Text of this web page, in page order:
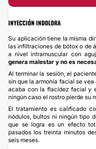
INYECCIÓN INDOLORA
Su aplicación tiene la misma
las infiltraciones de bótox o de
a nivel intramuscular con
genera malestar y no es
Al terminar la sesión, el
sin que la armonía facial se
acaba con la flacidez facial y
ningún caso el rostro pierde su
El tratamiento es calificado
nódulos, bultos ni ningún tipo
que se logra es un efecto
pasados los treinta minutos
seis meses.